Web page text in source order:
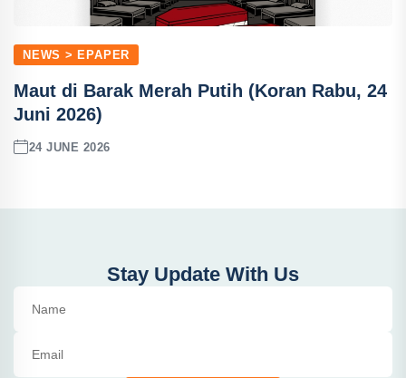
NEWS > EPAPER
Maut di Barak Merah Putih (Koran Rabu, 24
Juni 2026)
24 JUNE 2026
Stay Update With Us